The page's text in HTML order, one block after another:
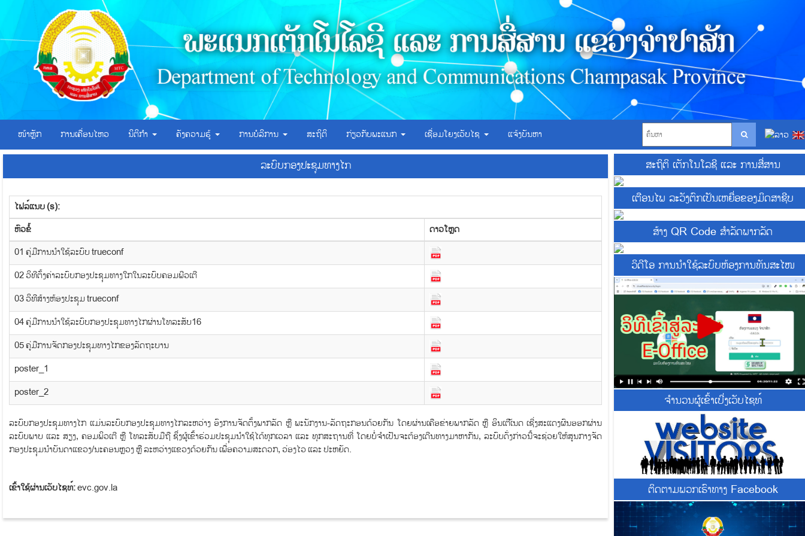
ໜ້າຫຼັກ ການເຄື່ອນໄຫວ ນິຕິກຳ ຄັງຄວາມຮູ້ ການບໍລິການ ສະຖິຕິ ກ່ຽວກັບພະແນກ ເຊື່ອມໂຍງເວັບໄຊ ແຈ້ງບັນຫາ
ລະບົບກອງປະຊຸມທາງໄກ
ໄຟລ໌ແນບ (s):
​ຫົວ​ຂໍ້
ດາວ​ໂຫຼດ
01 ຄູ່ມືການນຳໃຊ້ລະບົບ trueconf
02 ວິທີຕັ້ງຄ່າລະບົບກອງປະຊຸມທາງໃກໃນລະບົບຄອມພີວເຕີ
03 ວິທີສ້າງຫ້ອງປະຊຸມ trueconf
04 ຄູ່ມືການນໍາໃຊ້ລະບົບກອງປະຊຸມທາງໄກຜ່ານໂທລະສັບ16
05 ຄູ່ມືການຈັດກອງປະຊຸມທາງໄກຂອງລັດຖະບານ
poster_1
poster_2
ລະບົບກອງປະຊຸມທາງໄກ ແມ່ນລະບົບກອງປະຊຸມທາງໄກລະຫວ່າງ ອົງການຈັດຕັ້ງພາກລັດ ຫຼື ພະນັກງານ-ລັດຖະກອນດ້ວຍກັນ ໂດຍຜ່ານເຄືອຂ່າຍພາກລັດ ຫຼື ອິນເຕີເັນດ ເຊີ່ງສະແດງຜົນອອກຜ່ານ
ລະບົບພາບ ແລະ ສຽງ, ຄອມພິວເຕີ ຫຼື ໂທລະສັບມືຖື ຊຶ່ງຜູ້ເຂົ້າຮ່ວມປະຊຸມນໍາໃຊ້ໄດ້ທຸກເວລາ ແລະ ທຸກສະຖານທີ່ ໂດຍບໍ່ຈໍາເປັນຈະຕ້ອງເດີນທາງມາຫາກັນ, ລະບົບດັ່ງກ່າວນີ້ຈະຊ່ວຍໃຫ້ສູນກາງຈັດ
ກອງປະຊຸມນໍາບັນດາແຂວງ/ນະຄອນຫຼວງ ຫຼື ລະຫວ່າງແຂວງດ້ວຍກັນ ເພື່ອຄວາມສະດວກ, ວ່ອງໄວ ແລະ ປະຫຍັດ.
ເຂົ້າໃຊ້ຜ່ານເວັບໄຊທ໌:evc.gov.la
ສະຖິຕິ ເຕັກໂນໂລຊີ ແລະ ການສື່ສານ
ເຕືອນໄພ ລະວັງຕົກເປັນເຫຍື່ອຂອງມິດສາຊີບ
ສ້າງ QR Code ສຳລັດພາກລັດ
ວິດີໂອ ການນຳໃຊ້ລະບົບຫ້ອງການທັນສະໄໜ
ຈຳນວນຜູ້ເຂົ້າເບີ່ງເວັບໄຊທ໌
ຕິດຕາມພວກເຮົາທາງ Facebook